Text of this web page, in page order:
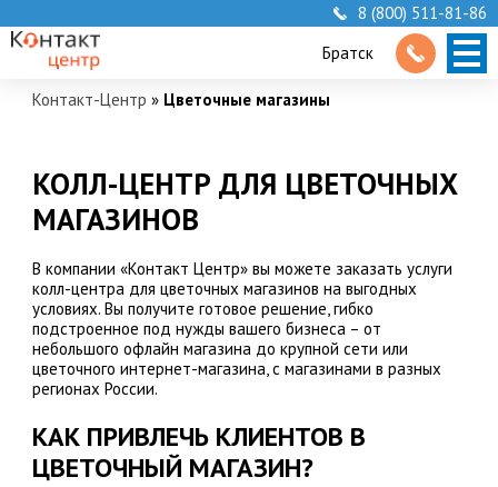
8 (800) 511-81-86
Братск
Контакт-Центр » Цветочные магазины
КОЛЛ-ЦЕНТР ДЛЯ ЦВЕТОЧНЫХ
МАГАЗИНОВ
В компании «Контакт Центр» вы можете заказать услуги
колл-центра для цветочных магазинов на выгодных
условиях. Вы получите готовое решение, гибко
подстроенное под нужды вашего бизнеса – от
небольшого офлайн магазина до крупной сети или
цветочного интернет-магазина, с магазинами в разных
регионах России.
КАК ПРИВЛЕЧЬ КЛИЕНТОВ В
ЦВЕТОЧНЫЙ МАГАЗИН?